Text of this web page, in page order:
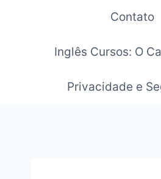
Contato
Inglês Cursos: O
Privacidade e